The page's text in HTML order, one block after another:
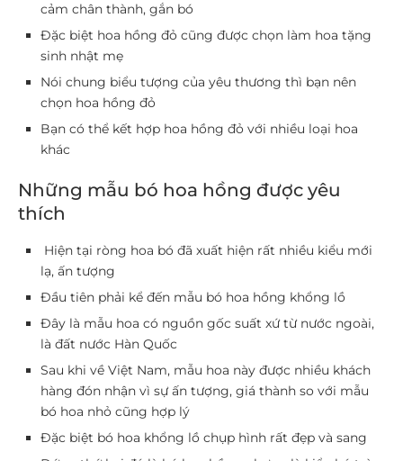
cảm chân thành, gắn bó
Đặc biệt hoa hồng đỏ cũng được chọn làm hoa tặng
sinh nhật mẹ
Nói chung biểu tượng của yêu thương thì bạn nên
chọn hoa hồng đỏ
Bạn có thể kết hợp hoa hồng đỏ với nhiều loại hoa
khác
Những mẫu bó hoa hồng được yêu
thích
Hiện tại ròng hoa bó đã xuất hiện rất nhiều kiểu mới
lạ, ấn tượng
Đầu tiên phải kể đến mẫu bó hoa hồng khổng lồ
Đây là mẫu hoa có nguồn gốc suất xứ từ nước ngoài,
là đất nước Hàn Quốc
Sau khi về Việt Nam, mẫu hoa này được nhiều khách
hàng đón nhận vì sự ấn tượng, giá thành so với mẫu
bó hoa nhỏ cũng hợp lý
Đặc biệt bó hoa khổng lồ chụp hình rất đẹp và sang